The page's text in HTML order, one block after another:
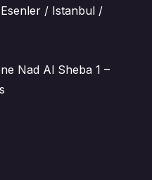
/ Istanbul /
Nad Al Sheba 1 –